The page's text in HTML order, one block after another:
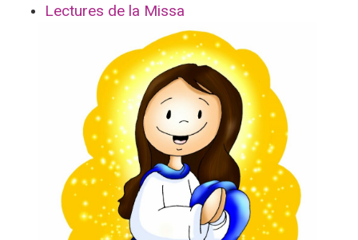
Lectures de la Missa